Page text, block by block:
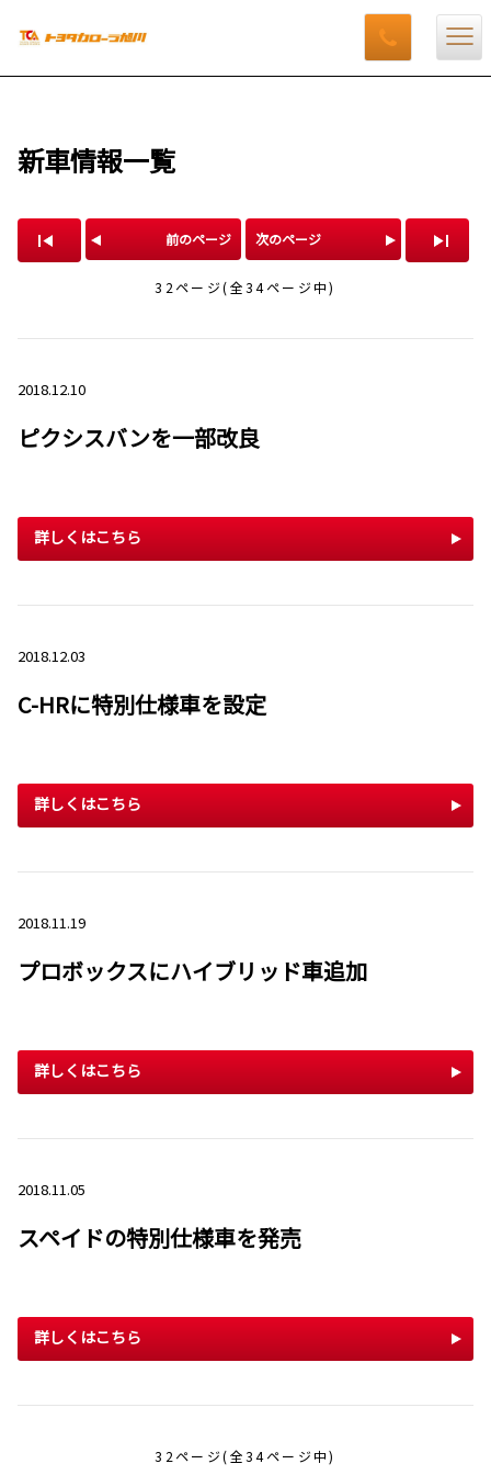
新車情報一覧
前のページ 次のページ
32ページ(全34ページ中)
2018.12.10
ピクシスバンを一部改良
詳しくはこちら
2018.12.03
C-HRに特別仕様車を設定
詳しくはこちら
2018.11.19
プロボックスにハイブリッド車追加
詳しくはこちら
2018.11.05
スペイドの特別仕様車を発売
詳しくはこちら
32ページ(全34ページ中)